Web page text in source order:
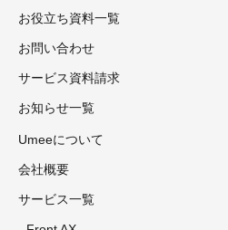
お役立ち資料一覧
お問い合わせ
サービス資料請求
お知らせ一覧
Umeeについて
会社概要
サービス一覧